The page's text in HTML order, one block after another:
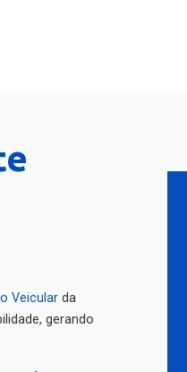
Veicular da
gerando